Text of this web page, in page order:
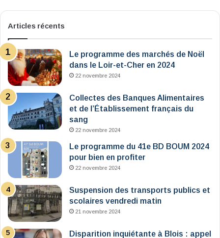
Articles récents
Le programme des marchés de Noël
dans le Loir-et-Cher en 2024
22 novembre 2024
Collectes des Banques Alimentaires
et de l’Établissement français du
sang
22 novembre 2024
Le programme du 41e BD BOUM 2024
pour bien en profiter
22 novembre 2024
Suspension des transports publics et
scolaires vendredi matin
21 novembre 2024
Disparition inquiétante à Blois : appel